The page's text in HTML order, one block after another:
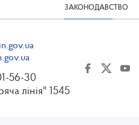
ЗАКОНОДАВСТВО
56-30
лінія" 1545